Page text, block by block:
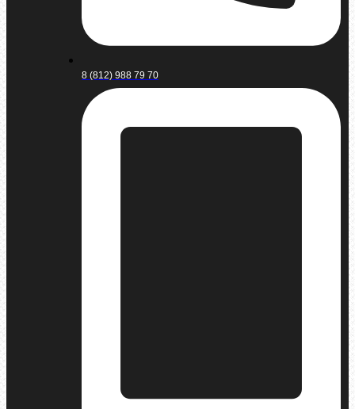
8 (812) 988 79 70